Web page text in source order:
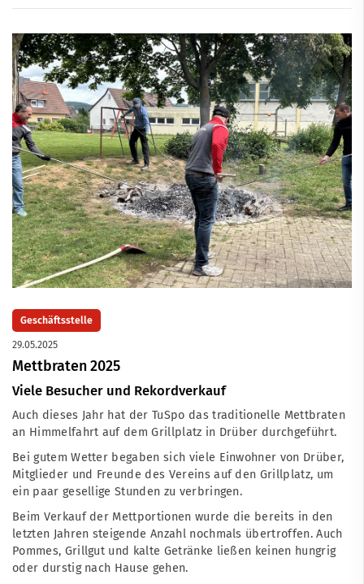
Geschäftsstelle
29.05.2025
Mettbraten 2025
Viele Besucher und Rekordverkauf
Auch dieses Jahr hat der TuSpo das traditionelle Mettbraten
an Himmelfahrt auf dem Grillplatz in Drüber durchgeführt.
Bei gutem Wetter begaben sich viele Einwohner von Drüber,
Mitglieder und Freunde des Vereins auf den Grillplatz, um
ein paar gesellige Stunden zu verbringen.
Beim Verkauf der Mettportionen wurde die bereits in den
letzten Jahren steigende Anzahl nochmals übertroffen. Auch
Pommes, Grillgut und kalte Getränke ließen keinen hungrig
oder durstig nach Hause gehen.